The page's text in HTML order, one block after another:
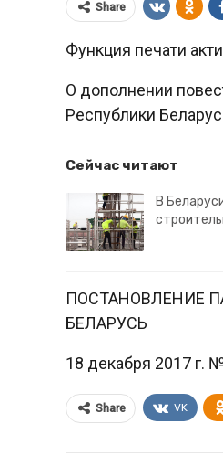
Share
Функция печати
О дополнении
Республики
Сейчас читают
В
ПОСТАНОВЛЕНИЕ
БЕЛАРУСЬ
18 декабря 2017 г.
Share VK